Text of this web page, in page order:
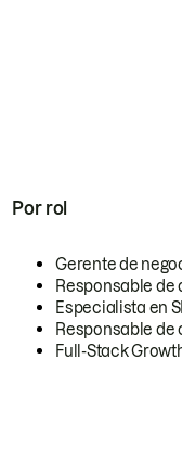
Por rol
Gerente de
Responsable de
Especialista en
Responsable de
Full-Stack